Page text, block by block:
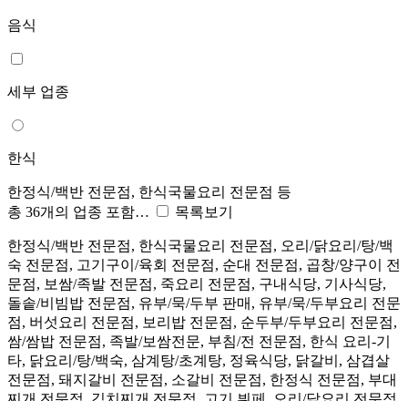
음식
세부 업종
한식
한정식/백반 전문점, 한식국물요리 전문점 등
총 36개의 업종 포함…
목록보기
한정식/백반 전문점, 한식국물요리 전문점, 오리/닭요리/탕/백
숙 전문점, 고기구이/육회 전문점, 순대 전문점, 곱창/양구이 전
문점, 보쌈/족발 전문점, 죽요리 전문점, 구내식당, 기사식당,
돌솥/비빔밥 전문점, 유부/묵/두부 판매, 유부/묵/두부요리 전문
점, 버섯요리 전문점, 보리밥 전문점, 순두부/두부요리 전문점,
쌈/쌈밥 전문점, 족발/보쌈전문, 부침/전 전문점, 한식 요리-기
타, 닭요리/탕/백숙, 삼계탕/초계탕, 정육식당, 닭갈비, 삼겹살
전문점, 돼지갈비 전문점, 소갈비 전문점, 한정식 전문점, 부대